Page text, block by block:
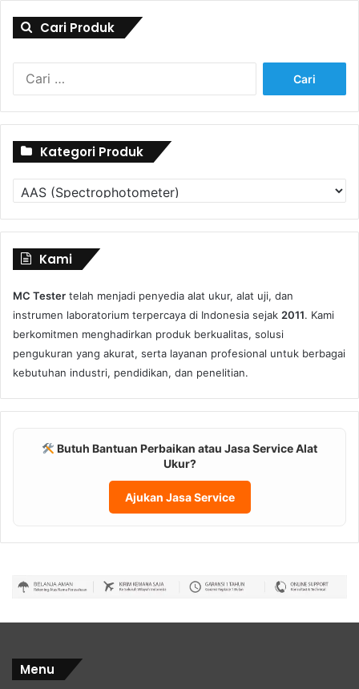
Cari Produk
Kategori Produk
Kategori
Produk
Kami
MC Tester telah menjadi penyedia alat ukur, alat uji, dan
instrumen laboratorium terpercaya di Indonesia sejak 2011. Kami
berkomitmen menghadirkan produk berkualitas, solusi
pengukuran yang akurat, serta layanan profesional untuk berbagai
kebutuhan industri, pendidikan, dan penelitian.
Butuh Bantuan Perbaikan atau Jasa Service Alat
Ukur?
Ajukan Jasa Service
Menu